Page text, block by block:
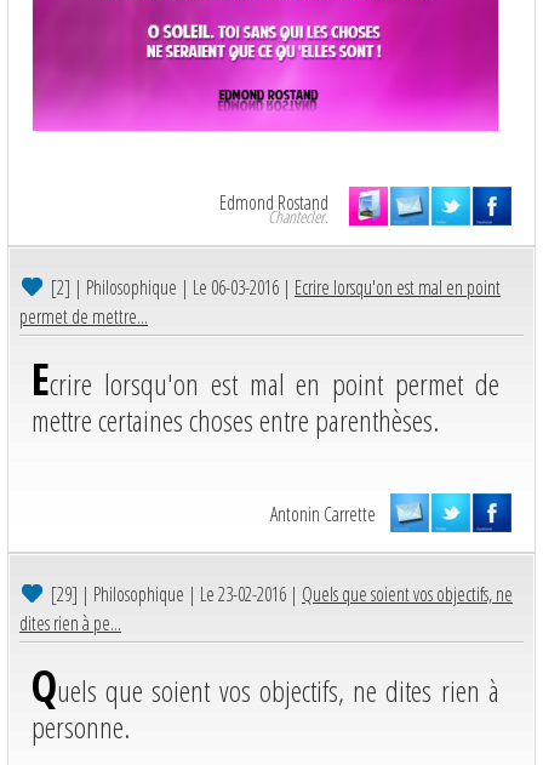
Edmond Rostand
Chantecler.
[2] | Philosophique | Le 06-03-2016 | Ecrire lorsqu'on est mal en point
permet de mettre...
Ecrire lorsqu'on est mal en point permet de
mettre certaines choses entre parenthèses.
Antonin Carrette
[29] | Philosophique | Le 23-02-2016 | Quels que soient vos objectifs, ne
dites rien à pe...
Quels que soient vos objectifs, ne dites rien à
personne.